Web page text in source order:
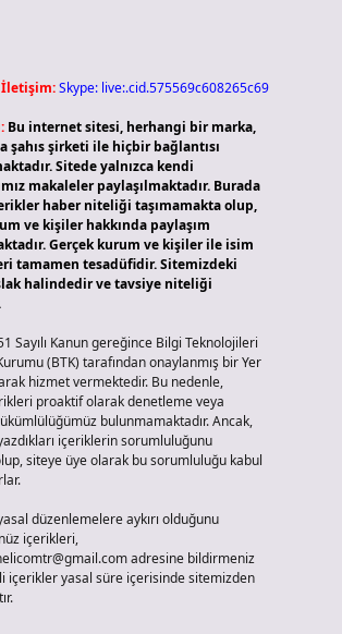
İletişim:Skype: live:.cid.575569c608265c69
Bu internet sitesi, herhangi bir marka,
şahıs şirketi ile hiçbir bağlantısı
Sitede yalnızca kendi
makaleler paylaşılmaktadır. Burada
haber niteliği taşımamakta olup,
ve kişiler hakkında paylaşım
Gerçek kurum ve kişiler ile isim
tamamen tesadüfidir. Sitemizdeki
halindedir ve tavsiye niteliği
Sayılı Kanun gereğince Bilgi Teknolojileri
(BTK) tarafından onaylanmış bir Yer
hizmet vermektedir. Bu nedenle,
proaktif olarak denetleme veya
bulunmamaktadır. Ancak,
içeriklerin sorumluluğunu
siteye üye olarak bu sorumluluğu kabul
düzenlemelere aykırı olduğunu
içerikleri,
adresine bildirmeniz
içerikler yasal süre içerisinde sitemizden